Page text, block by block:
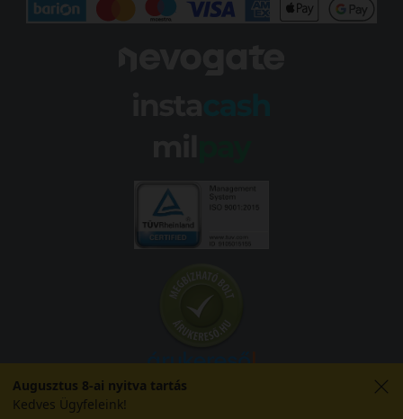
Augusztus 8-ai nyitva tartás
Kedves Ügyfeleink!